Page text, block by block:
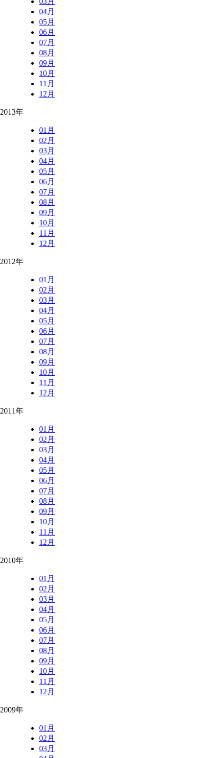
04月
05月
06月
07月
08月
09月
10月
11月
12月
2013年
01月
02月
03月
04月
05月
06月
07月
08月
09月
10月
11月
12月
2012年
01月
02月
03月
04月
05月
06月
07月
08月
09月
10月
11月
12月
2011年
01月
02月
03月
04月
05月
06月
07月
08月
09月
10月
11月
12月
2010年
01月
02月
03月
04月
05月
06月
07月
08月
09月
10月
11月
12月
2009年
01月
02月
03月